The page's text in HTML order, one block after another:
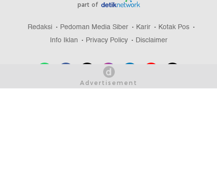
part of
Redaksi Pedoman Media Siber Karir
Kotak Pos
Info Iklan
Privacy Policy Disclaimer